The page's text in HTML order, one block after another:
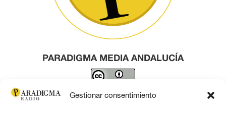
Gestionar consentimiento
PARADIGMA MEDIA ANDALUCÍA
Este obra está bajo una licencia de Creative Commons